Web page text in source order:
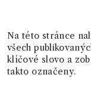
Na této stránce
všech
klíčové slovo a
takto označeny.